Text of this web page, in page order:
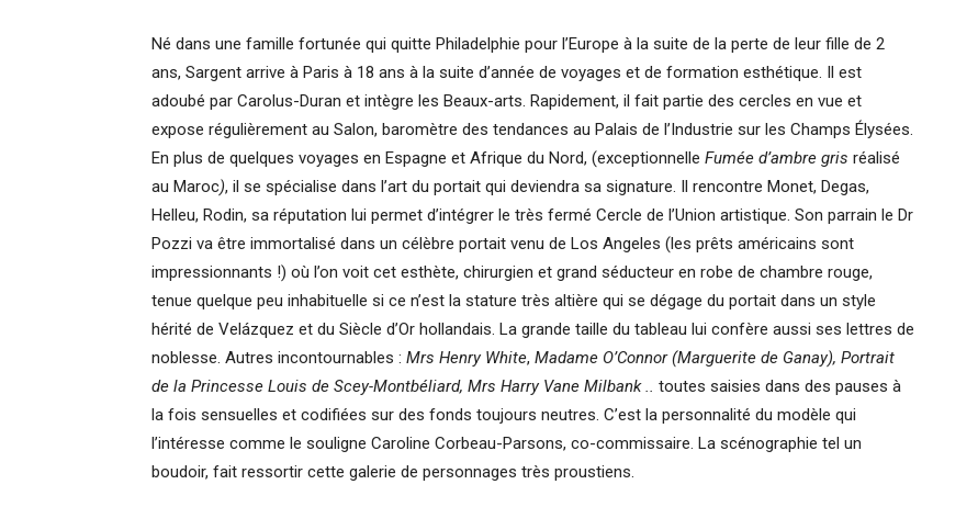
Né dans une famille fortunée qui quitte Philadelphie pour l’Europe à la suite de la perte de leur fille de 2
ans, Sargent arrive à Paris à 18 ans à la suite d’année de voyages et de formation esthétique. Il est
adoubé par Carolus-Duran et intègre les Beaux-arts. Rapidement, il fait partie des cercles en vue et
expose régulièrement au Salon, baromètre des tendances au Palais de l’Industrie sur les Champs Élysées.
En plus de quelques voyages en Espagne et Afrique du Nord, (exceptionnelle Fumée d’ambre gris réalisé
au Maroc), il se spécialise dans l’art du portait qui deviendra sa signature. Il rencontre Monet, Degas,
Helleu, Rodin, sa réputation lui permet d’intégrer le très fermé Cercle de l’Union artistique. Son parrain le Dr
Pozzi va être immortalisé dans un célèbre portait venu de Los Angeles (les prêts américains sont
impressionnants !) où l’on voit cet esthète, chirurgien et grand séducteur en robe de chambre rouge,
tenue quelque peu inhabituelle si ce n’est la stature très altière qui se dégage du portait dans un style
hérité de Velázquez et du Siècle d’Or hollandais. La grande taille du tableau lui confère aussi ses lettres de
noblesse. Autres incontournables : Mrs Henry White, Madame O’Connor (Marguerite de Ganay), Portrait
de la Princesse Louis de Scey-Montbéliard, Mrs Harry Vane Milbank .. toutes saisies dans des pauses à
la fois sensuelles et codifiées sur des fonds toujours neutres. C’est la personnalité du modèle qui
l’intéresse comme le souligne Caroline Corbeau-Parsons, co-commissaire. La scénographie tel un
boudoir, fait ressortir cette galerie de personnages très proustiens.